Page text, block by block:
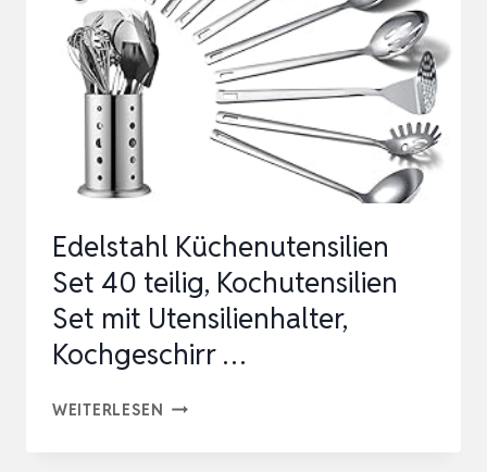
KOCHBESTECK
HITZEBESTÄNDIGER
KOCHGESC…
Edelstahl Küchenutensilien
Set 40 teilig, Kochutensilien
Set mit Utensilienhalter,
Kochgeschirr …
WEITERLESEN EDELSTAHL